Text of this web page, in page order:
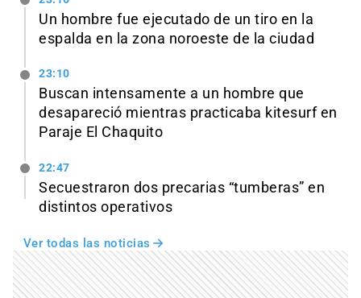
Un hombre fue ejecutado de un tiro en la
espalda en la zona noroeste de la ciudad
23:10
Buscan intensamente a un hombre que
desapareció mientras practicaba kitesurf en
Paraje El Chaquito
22:47
Secuestraron dos precarias “tumberas” en
distintos operativos
Ver todas las noticias